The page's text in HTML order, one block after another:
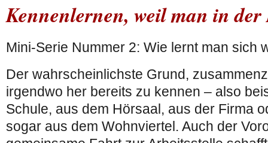
Kennenlernen, weil man in der
Mini-Serie Nummer 2: Wie lernt man sich
Der wahrscheinlichste Grund,
irgendwo her bereits zu kennen – also
Schule, aus dem Hörsaal, aus der Firma
sogar aus dem Wohnviertel. Auch der